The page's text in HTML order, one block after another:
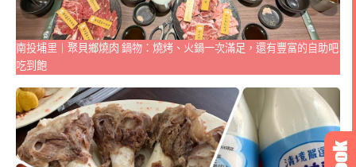
南投埔里｜聚貝鄉燒肉 鍋物：燒烤、火鍋一次滿足，還有豐富的自助吧
吃到飽